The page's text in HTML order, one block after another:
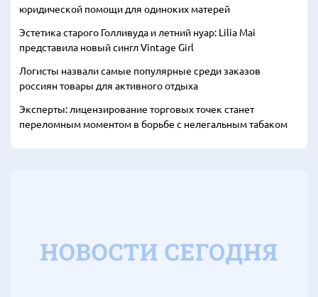
юридической помощи для одиноких матерей
Эстетика старого Голливуда и летний нуар: Lilia Mai
представила новый сингл Vintage Girl
Логисты назвали самые популярные среди заказов
россиян товары для активного отдыха
Эксперты: лицензирование торговых точек станет
переломным моментом в борьбе с нелегальным табаком